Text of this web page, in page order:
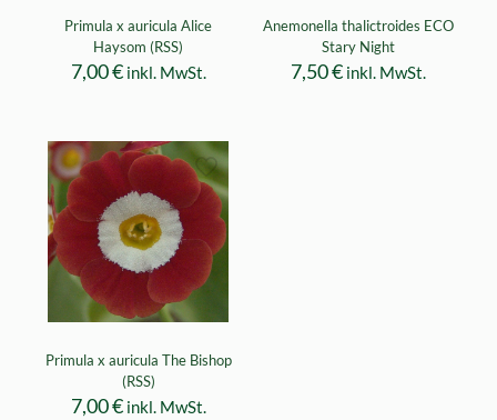
Primula x auricula Alice
Haysom (RSS)
7,00€ inkl. MwSt.
Anemonella thalictroides ECO
Stary Night
7,50€ inkl. MwSt.
Primula x auricula The Bishop
(RSS)
7,00€ inkl. MwSt.